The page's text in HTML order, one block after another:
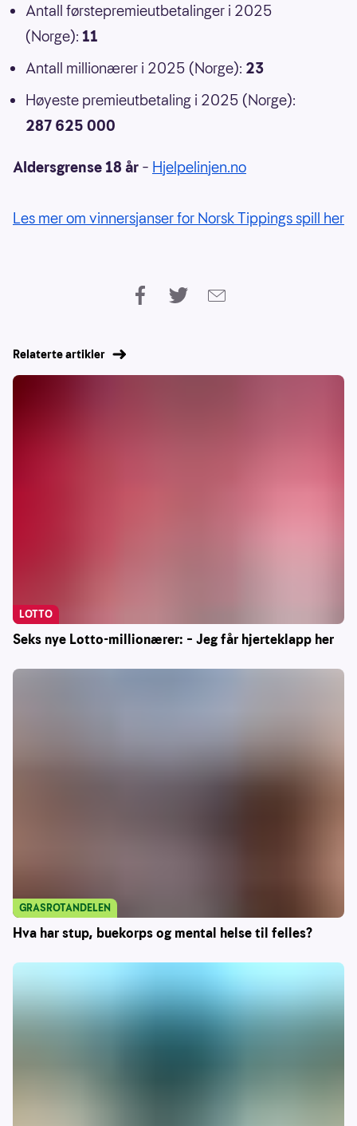
Antall førstepremieutbetalinger i 2025
(Norge): 11
Antall millionærer i 2025 (Norge): 23
Høyeste premieutbetaling i 2025 (Norge):
287 625 000
Aldersgrense 18 år – Hjelpelinjen.no
Les mer om vinnersjanser for Norsk Tippings spill her
Relaterte artikler
Seks nye Lotto-millionærer: – Jeg får hjerteklapp her
LOTTO
Hva har stup, buekorps og mental helse til felles?
GRASROTANDELEN